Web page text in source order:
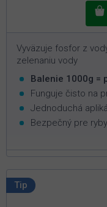
Vyväzuje fosfor z
zelenaniu vody
Balenie 1000g =
Funguje čisto na
Jednoduchá
Bezpečný pre
Tip